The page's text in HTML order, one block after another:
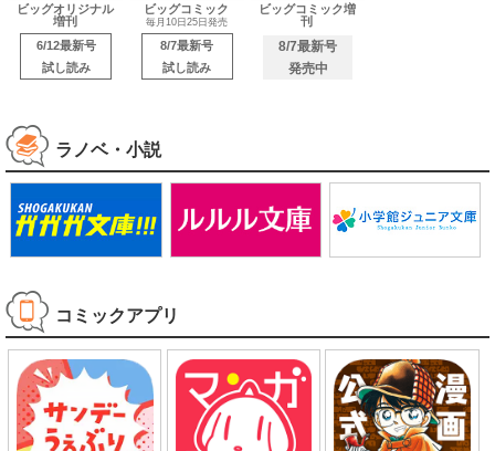
ビッグオリジナル
増刊
6/12最新号
試し読み
ビッグコミック
毎月10日25日発売
8/7最新号
試し読み
ビッグコミック増
刊
8/7最新号
発売中
ラノベ・小説
コミックアプリ